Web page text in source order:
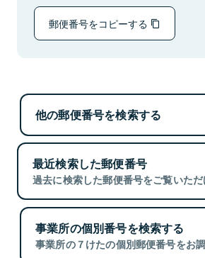
郵便番号をコピーする
他の郵便番号を検索する
最近検索した郵便番号
過去に検索した郵便番号をご覧いただ
事業所の個別番号を検索する
事業所の７けたの個別郵便番号をお調